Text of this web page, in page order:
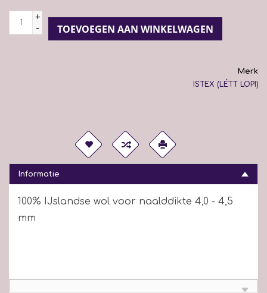
+
-
TOEVOEGEN AAN WINKELWAGEN
Merk
ISTEX (LÉTT LOPI)
Informatie
100% IJslandse wol voor naalddikte 4,0 - 4,5
mm